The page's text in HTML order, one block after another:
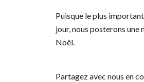
Puisque le plus
jour, nous posterons une
Noël.
Partagez avec nous en